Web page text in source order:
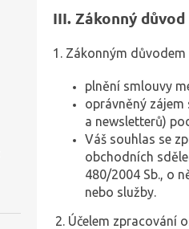
III. Zákonný
1. Zákonným
plnění smlouvy
oprávněný
a newsletterů)
Váš souhlas se
obchodních
480/2004 Sb., o
nebo služby.
2. Účelem zpracování